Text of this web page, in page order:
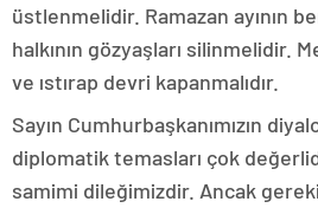
üstlenmelidir. Ramazan ayının
halkının gözyaşları silinmelidir.
ve ıstırap devri kapanmalıdır.
Sayın Cumhurbaşkanımızın
diplomatik temasları çok
samimi dileğimizdir. Ancak